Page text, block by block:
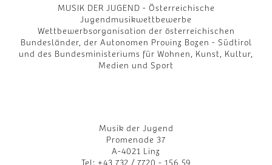
MUSIK DER JUGEND - Österreichische
Jugendmusikwettbewerbe
Wettbewerbsorganisation der österreichischen
Bundesländer, der Autonomen Provinz Bozen - Südtirol
und des Bundesministeriums für Wohnen, Kunst, Kultur,
Medien und Sport
Musik der Jugend
Promenade 37
A-4021 Linz
Tel: +43 732 / 7720 - 156 59